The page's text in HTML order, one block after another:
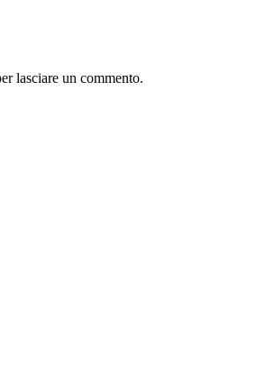
lasciare un commento.